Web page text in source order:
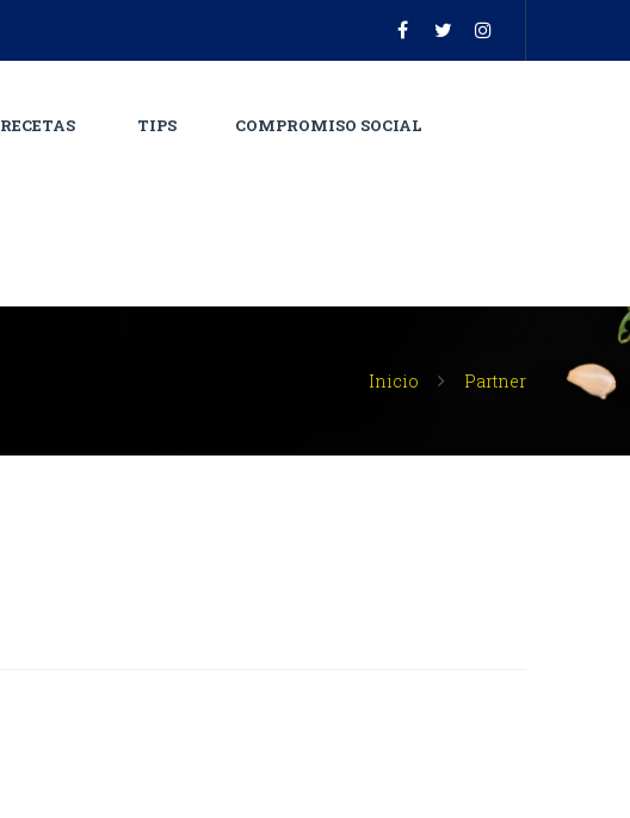
RECETAS TIPS COMPROMISO SOCIAL
Inicio Partner